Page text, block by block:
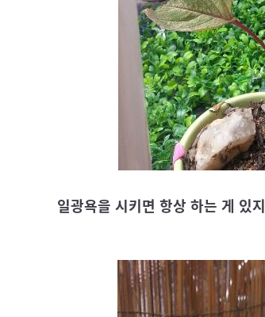
일광욕을 시키면 항상 하는 게 있지